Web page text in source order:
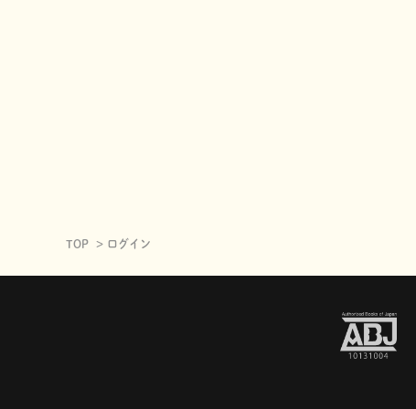
TOP ログイン